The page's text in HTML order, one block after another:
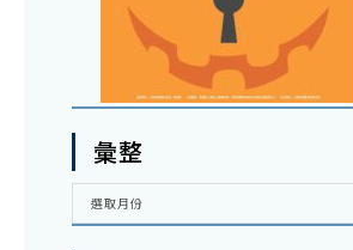
彙整
彙
選取月份